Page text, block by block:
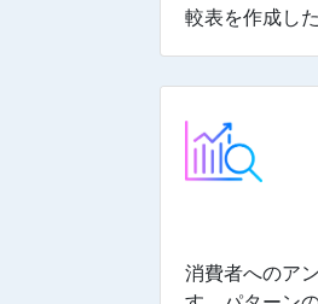
較表を作成し
消費者へのア